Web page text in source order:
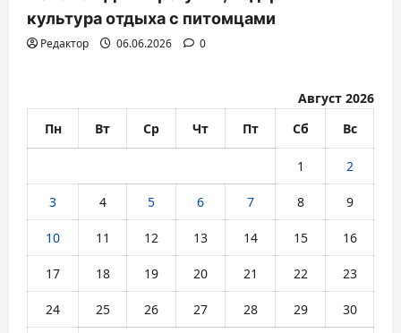
культура отдыха с питомцами
Редактор 06.06.2026 0
Август 2026
Пн
Вт Ср Чт Пт Сб Вс
1 2
3 4 5 6 7 8 9
10 11 12 13 14 15 16
17 18 19 20 21 22 23
24 25 26 27 28 29 30